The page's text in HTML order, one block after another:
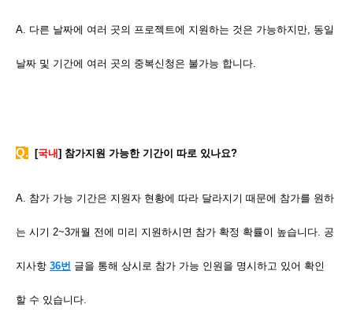
A. 다른 날짜에 여러 곳의 프로젝트에 지원하는 것은 가능하지만, 동일
날짜 및 기간에 여러 곳의 중복신청은 불가능 합니다.
Q. [국내] 참가지원 가능한 기간이 따로 있나요?
A. 참가 가능 기간은 지원자 현황에 따라 달라지기 때문에 참가를 원하
는 시기 2~3개월 전에 미리 지원하시면 참가 확정 확률이 높습니다. 공
지사항 36번 글을 통해 상시로 참가 가능 인원을 명시하고 있어 확인
할 수 있습니다.